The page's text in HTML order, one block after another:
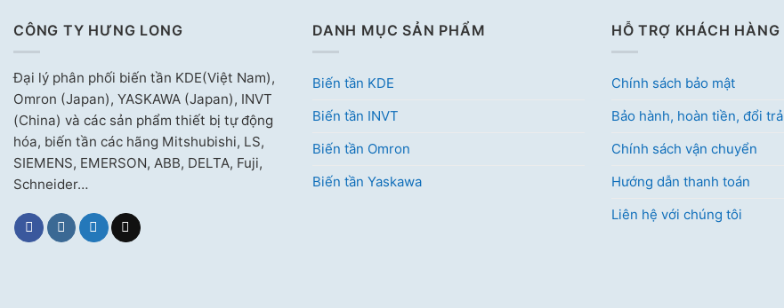
CÔNG TY HƯNG LONG
Đại lý phân phối biến tần KDE(Việt Nam),
Omron (Japan), YASKAWA (Japan), INVT
(China) và các sản phẩm thiết bị tự động
hóa, biến tần các hãng Mitshubishi, LS,
SIEMENS, EMERSON, ABB, DELTA, Fuji,
Schneider…
DANH MỤC SẢN PHẨM
Biến tần KDE
Biến tần INVT
Biến tần Omron
Biến tần Yaskawa
HỖ TRỢ KHÁCH HÀNG
Chính sách bảo mật
Bảo hành, hoàn tiền, đổi trả
Chính sách vận chuyển
Hướng dẫn thanh toán
Liên hệ với chúng tôi